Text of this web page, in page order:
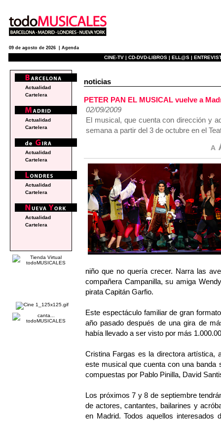
09 de agosto de 2026 | Agenda
CINE-TV | CD-DVD-LIBROS | ELL@S |
noticias
PETER PAN EL MUSICAL vuelve a
02/09/2009
El musical, que cuenta con dirección y
semana a partir del 3 de octubre en el
niño que no quería crecer. Narra las
compañera Campanilla, su amiga
pirata Capitán Garfio.
Este espectáculo familiar de gran
año pasado después de una gira de
había llevado a ser visto por más
Cristina Fargas es la directora artística,
este musical que cuenta con una banda
compuestas por Pablo Pinilla, David
Los próximos 7 y 8 de septiembre
de actores, cantantes, bailarines y
en Madrid. Todos aquellos interesados
Actualidad
Cartelera
Actualidad
Cartelera
Actualidad
Cartelera
Actualidad
Cartelera
Actualidad
Cartelera